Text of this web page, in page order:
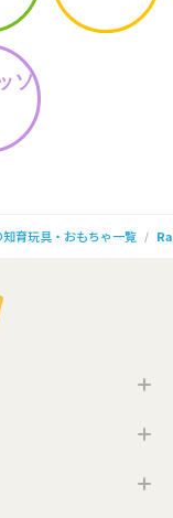
ソ
育玩具・おもちゃ一覧